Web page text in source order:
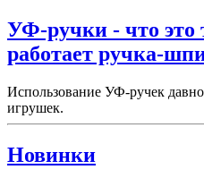
УФ-ручки - что это
работает ручка-
Использование УФ-ручек
игрушек.
Новинки